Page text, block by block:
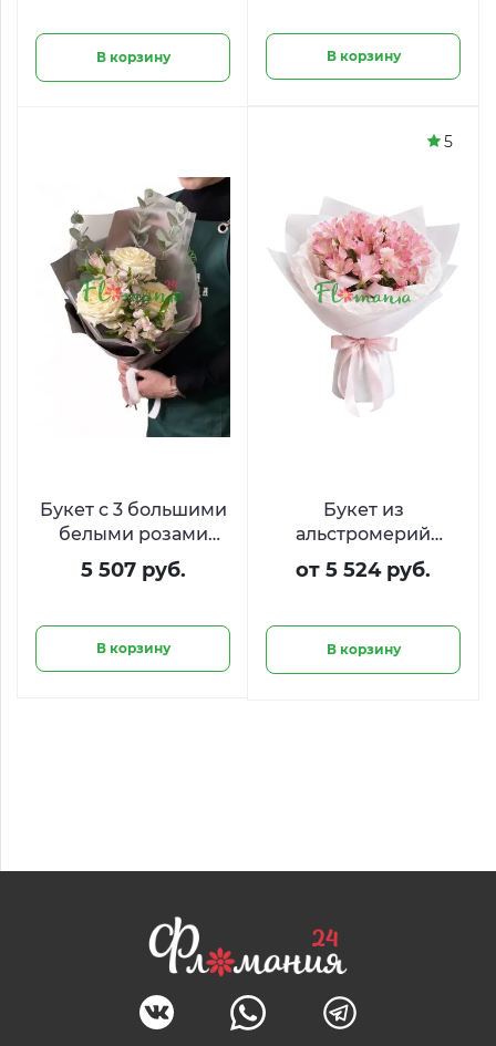
В корзину В корзину
Букет с 3 большими
белыми розами
«Благородный
рыцарь»
5 507 руб.
В корзину
Букет из
альстромерий
«Розовое сияние»
от 5 524 руб.
В корзину
5